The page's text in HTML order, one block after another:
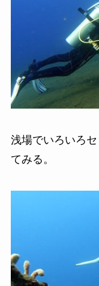
浅場でいろいろ
てみる。